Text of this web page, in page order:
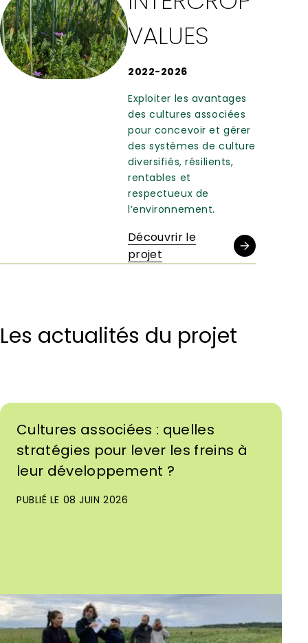
VALUES
2022-2026
Exploiter les avantages
des cultures associées
pour concevoir et gérer
des systèmes de culture
diversifiés, résilients,
rentables et
respectueux de
l’environnement.
Découvrir le
projet
Les actualités du projet
Cultures associées : quelles
stratégies pour lever les freins à
leur développement ?
PUBLIÉ LE 08 JUIN 2026